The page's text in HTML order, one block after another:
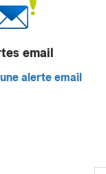
email
alerte email